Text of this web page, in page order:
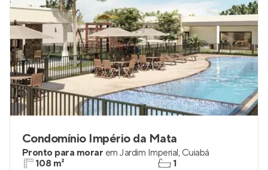
Condomínio Império da Mata
Pronto para morar em Jardim Imperial, Cuiabá
108 m²
1